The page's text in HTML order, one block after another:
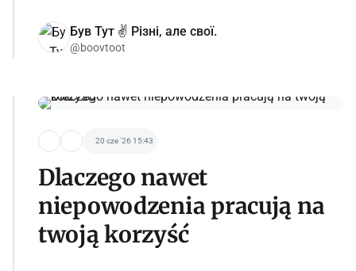
Був Тут ✌️ Різні, але свої.
@boovtoot
20 cze '26 15:43
Dlaczego nawet
niepowodzenia pracują na
twoją korzyść